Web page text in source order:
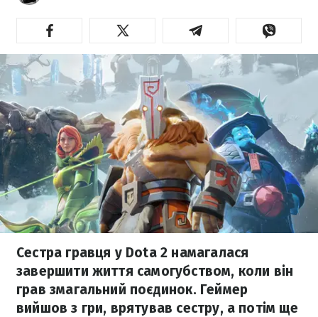
Сестра гравця у Dota 2 намагалася
завершити життя самогубством, коли він
грав змагальний поєдинок. Геймер
вийшов з гри, врятував сестру, а потім ще